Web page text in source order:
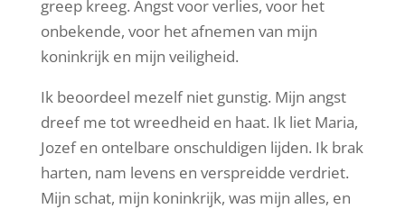
greep kreeg. Angst voor verlies, voor het
onbekende, voor het afnemen van mijn
koninkrijk en mijn veiligheid.
Ik beoordeel mezelf niet gunstig. Mijn angst
dreef me tot wreedheid en haat. Ik liet Maria,
Jozef en ontelbare onschuldigen lijden. Ik brak
harten, nam levens en verspreidde verdriet.
Mijn schat, mijn koninkrijk, was mijn alles, en